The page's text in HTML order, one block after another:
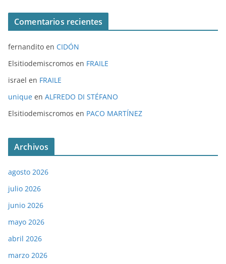
Comentarios recientes
fernandito en CIDÓN
Elsitiodemiscromos en FRAILE
israel en FRAILE
unique en ALFREDO DI STÉFANO
Elsitiodemiscromos en PACO MARTÍNEZ
Archivos
agosto 2026
julio 2026
junio 2026
mayo 2026
abril 2026
marzo 2026